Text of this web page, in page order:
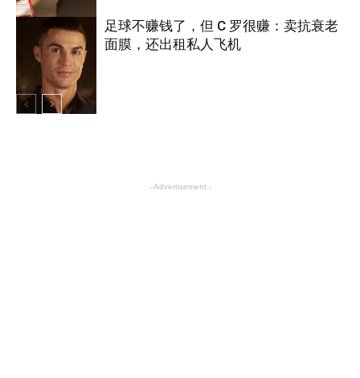
体育
足球不赚钱了，但 C 罗很赚：卖抗衰老
面膜，还出租私人飞机
- Advertisement -